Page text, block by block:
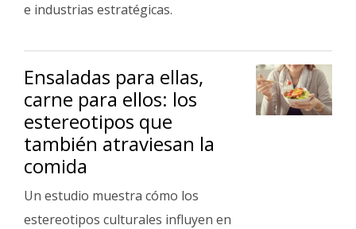
e industrias estratégicas.
Ensaladas para ellas,
carne para ellos: los
estereotipos que
también atraviesan la
comida
Un estudio muestra cómo los
estereotipos culturales influyen en